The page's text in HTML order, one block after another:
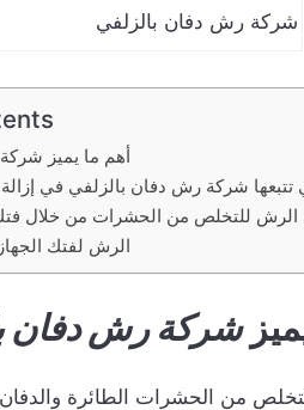
شركة رش دفان بالزلفي
أهم ما يميز
تتبعها شركة رش دفان بالزلفي في
الرش للتخلص من الحشرات من خلال
الرش لفتك
شركة رش دفان
من الحشرات الطائرة